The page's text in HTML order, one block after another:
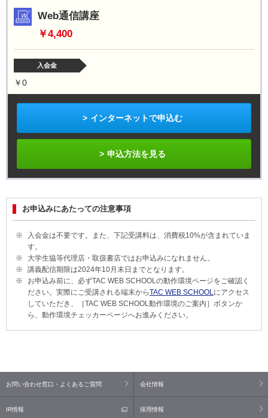
Web通信講座
￥4,400
入会金
￥0
インターネットで申込む
申込方法を見る
お申込みにあたっての注意事項
入会金は不要です。また、下記受講料は、消費税10%が含まれていま
す。
大学生協等代理店・取扱書店ではお申込みになれません。
講義配信期限は2024年10月末日までとなります。
お申込み前に、必ずTAC WEB SCHOOLの動作環境ページをご確認く
ださい。実際にご受講される端末からTAC WEB SCHOOLにアクセス
していただき、［TAC WEB SCHOOL動作環境のご案内］ボタンか
ら、動作環境チェッカーページへお進みください。
お問い合わせ窓口・よくあるご質問 会社情報
IR情報 採用情報